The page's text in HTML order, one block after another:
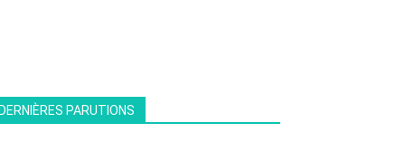
PARUTIONS